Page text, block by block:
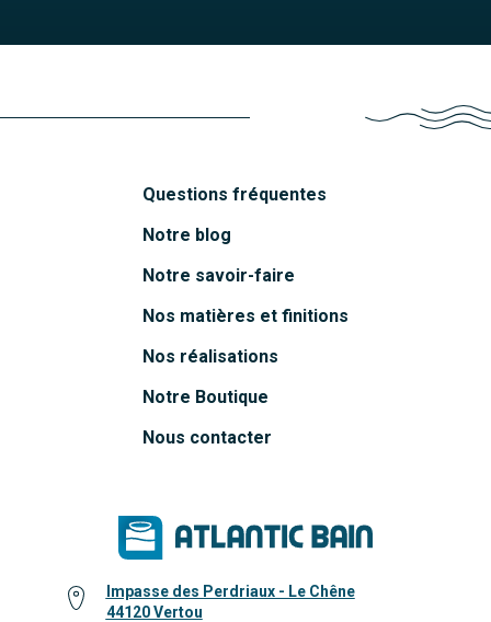
Questions fréquentes
Notre blog
Notre savoir-faire
Nos matières et finitions
Nos réalisations
Notre Boutique
Nous contacter
Impasse des Perdriaux - Le Chêne
44120 Vertou